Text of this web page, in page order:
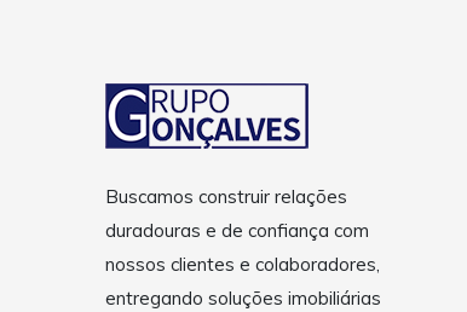
Buscamos construir relações
duradouras e de confiança com
nossos clientes e colaboradores,
entregando soluções imobiliárias